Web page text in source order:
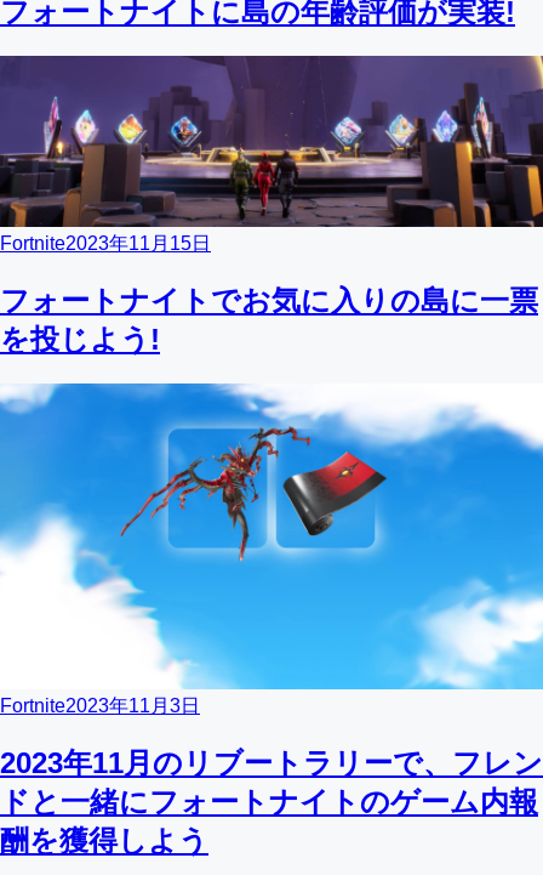
フォートナイトに島の年齢評価が実装!
Fortnite2023年11月15日
フォートナイトでお気に入りの島に一票
を投じよう!
Fortnite2023年11月3日
2023年11月のリブートラリーで、フレン
ドと一緒にフォートナイトのゲーム内報
酬を獲得しよう